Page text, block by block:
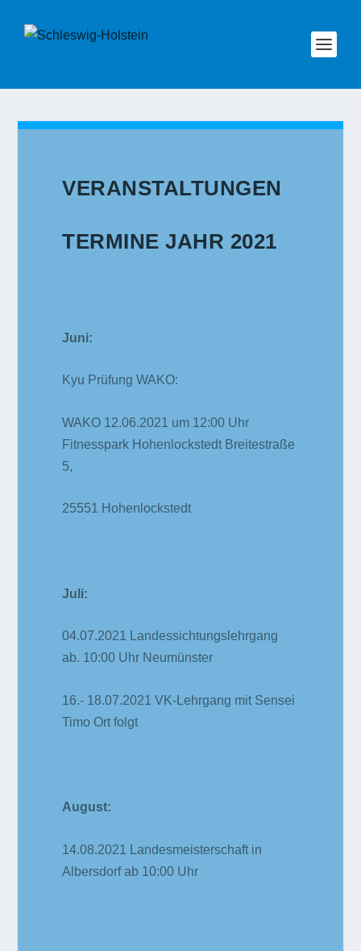
VERANSTALTUNGEN
TERMINE JAHR 2021
Juni:
Kyu Prüfung WAKO:
WAKO 12.06.2021 um 12:00 Uhr
Fitnesspark Hohenlockstedt Breitestraße
5,
25551 Hohenlockstedt
Juli:
04.07.2021 Landessichtungslehrgang
ab. 10:00 Uhr Neumünster
16.- 18.07.2021 VK-Lehrgang mit Sensei
Timo Ort folgt
August:
14.08.2021 Landesmeisterschaft in
Albersdorf ab 10:00 Uhr